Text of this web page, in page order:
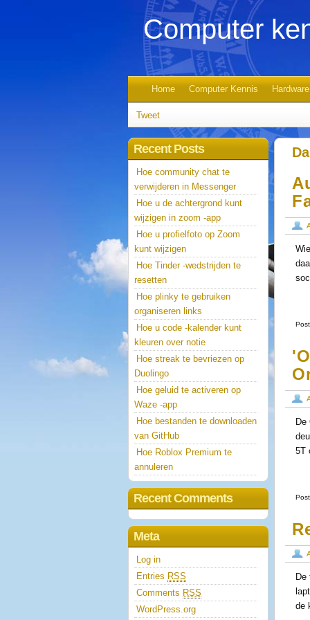
Computer
Home Computer Kennis Hardware
Tweet
5T
De
de
Recent Posts
Hoe community chat te
verwijderen in Messenger
Hoe u de achtergrond kunt
wijzigen in zoom -app
Hoe u profielfoto op Zoom
kunt wijzigen
Hoe Tinder -wedstrijden te
resetten
Hoe plinky te gebruiken
organiseren links
Hoe u code -kalender kunt
kleuren over notie
Hoe streak te bevriezen op
Duolingo
Hoe geluid te activeren op
Waze -app
Hoe bestanden te downloaden
van GitHub
Hoe Roblox Premium te
annuleren
Recent Comments
Meta
Log in
Entries RSS
Comments RSS
WordPress.org